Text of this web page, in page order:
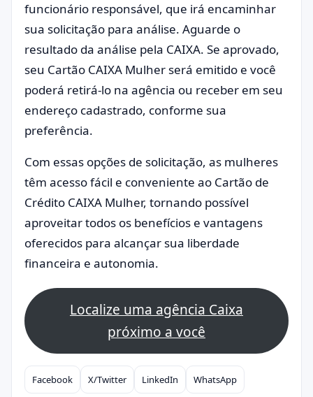
funcionário responsável, que irá encaminhar
sua solicitação para análise. Aguarde o
resultado da análise pela CAIXA. Se aprovado,
seu Cartão CAIXA Mulher será emitido e você
poderá retirá-lo na agência ou receber em seu
endereço cadastrado, conforme sua
preferência.
Com essas opções de solicitação, as mulheres
têm acesso fácil e conveniente ao Cartão de
Crédito CAIXA Mulher, tornando possível
aproveitar todos os benefícios e vantagens
oferecidos para alcançar sua liberdade
financeira e autonomia.
Localize uma agência Caixa
próximo a você
Compartilhar
Facebook X/Twitter LinkedIn WhatsApp